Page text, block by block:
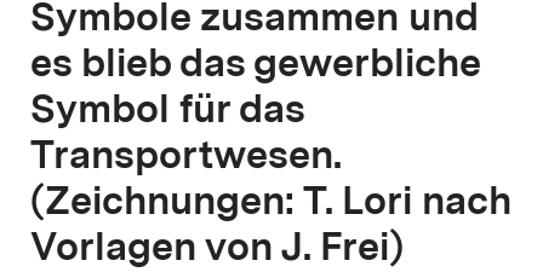
Symbole zusammen und
es blieb das gewerbliche
Symbol für das
Transportwesen.
(Zeichnungen: T. Lori nach
Vorlagen von J. Frei)